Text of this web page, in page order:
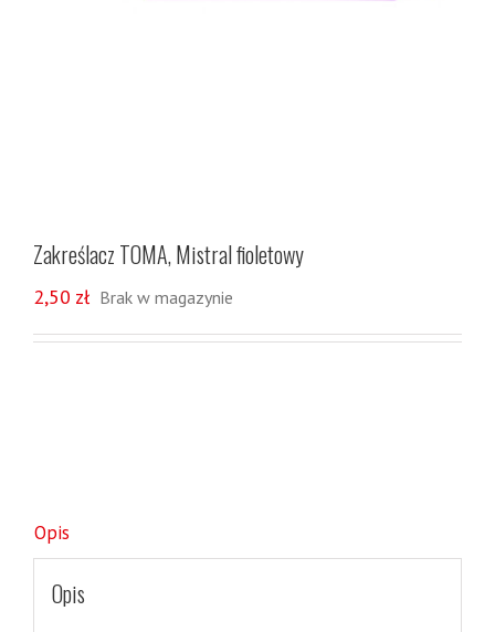
Zakreślacz TOMA, Mistral fioletowy
2,50 zł Brak w magazynie
Opis
Opis